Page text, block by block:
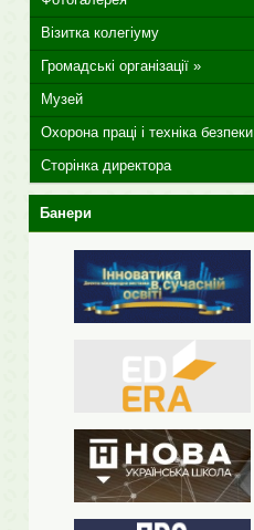
Візитка колегіуму
Громадські організації »
Музей
Охорона праці і техніка безпеки
Сторінка директора
Банери